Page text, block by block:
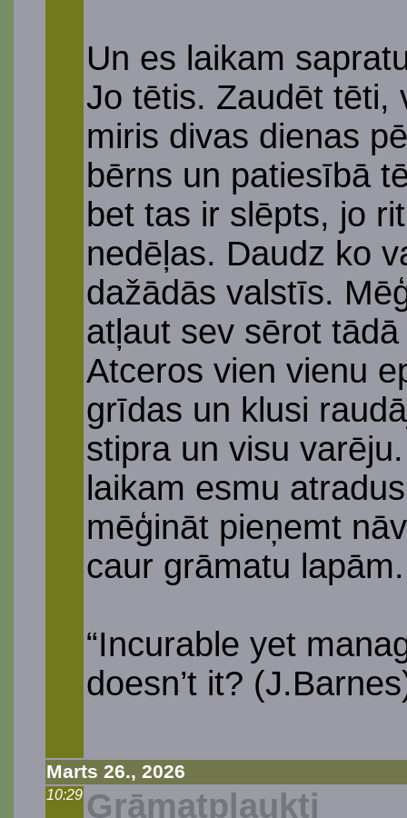
Un es laikam
Jo tētis. Zaudēt tēti,
miris divas dienas
bērns un patiesībā
bet tas ir slēpts, jo
nedēļas. Daudz ko
dažādās valstīs.
atļaut sev sērot
Atceros vien vienu
grīdas un klusi
stipra un visu
laikam esmu
mēģināt pieņemt
caur grāmatu lapām.
“Incurable yet
doesn’t it?
Marts 26., 2026
10:29 Grāmatplaukti